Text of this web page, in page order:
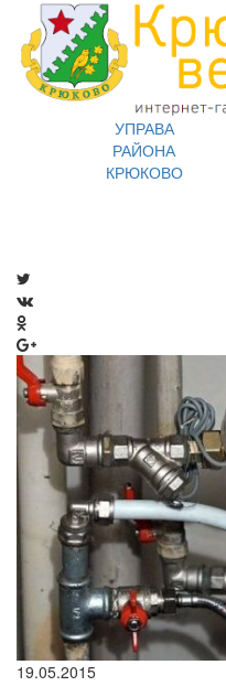
УПРАВА
РАЙОНА
КРЮКОВО
19.05.2015